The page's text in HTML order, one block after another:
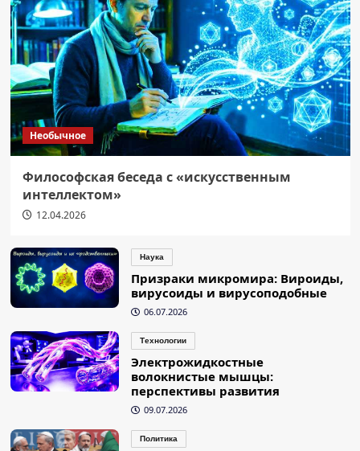
Необычное
Философская беседа с «искусственным
интеллектом»
12.04.2026
Наука
Призраки микромира: Вироиды,
вирусоиды и вирусоподобные
06.07.2026
Технологии
Электрожидкостные
волокнистые мышцы:
перспективы развития
09.07.2026
Политика